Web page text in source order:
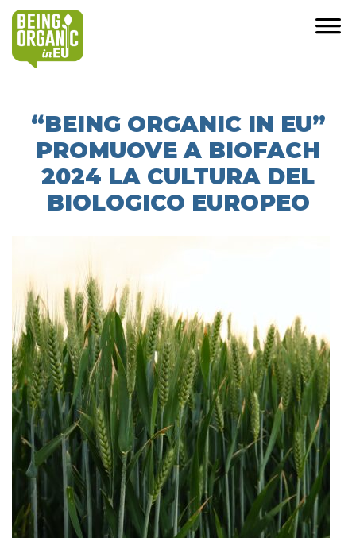
“BEING ORGANIC IN EU”
PROMUOVE A BIOFACH
2024 LA CULTURA DEL
BIOLOGICO EUROPEO